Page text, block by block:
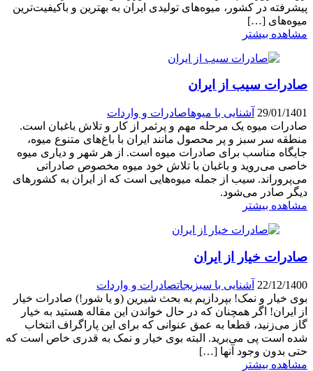
پیشرفته در کشور، میوه‌های تولیدی ایران به بهترین و باکیفیت‌ترین
میوه‌های […]
مشاهده بیشتر
صادرات سیب از ایران
29/01/1401 آشنایی با میو‌هاصادرات و واردات
صادرات میوه یک مرحله مهم و پرثمر از کار و تلاش باغبان است.
منطقه سر سبز و پر محصول مانند ایران با باغ‌های متنوع میوه،
جایگاه مناسب برای صادرات میوه است. از هر شهر و دیاری میوه
خاصی می‌روید و باغبان با تلاش خود میوه مخصوص صادراتی
می‌پروراند. سیب از جمله میوه‌هایی است که از ایران به کشورهای
دیگر صادر می‌شود.
مشاهده بیشتر
صادرات خیار از ایران
22/12/1400 آشنایی با سبزیجاتصادرات و واردات
بوی خیار و نمک! بپردازیم به بحث شیرین (و یا شور!) صادرات خیار
از ایران! اگر همچنان که در حال خواندن این مقاله هستید به خیار
گاز می‌زنید، قطعا به عمق عنوانی که برای این پاراگراف انتخاب
شده است پی می‌برید. البته بوی خیار و نمک به قدری خاص است که
حتی بدون وجود آنها […]
مشاهده بیشتر